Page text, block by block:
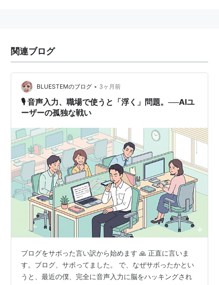
関連ブログ
BLUESTEMのブログ • 3ヶ月前
🎙️ 音声入力、職場で使うと「浮く」問題。──AIユ
ーザーの孤独な戦い
ブログをサボった言い訳から始めます 🙏 正直に言いま
す。ブログ、サボってました。 で、なぜサボったかとい
うと、最近の僕、完全に音声入力に脳をハッキングされ